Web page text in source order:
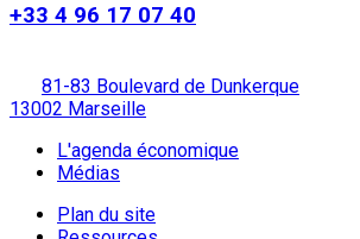
+33 4 96 17 07 40
81-83 Boulevard de Dunkerque
13002 Marseille
L'agenda économique
Médias
Plan du site